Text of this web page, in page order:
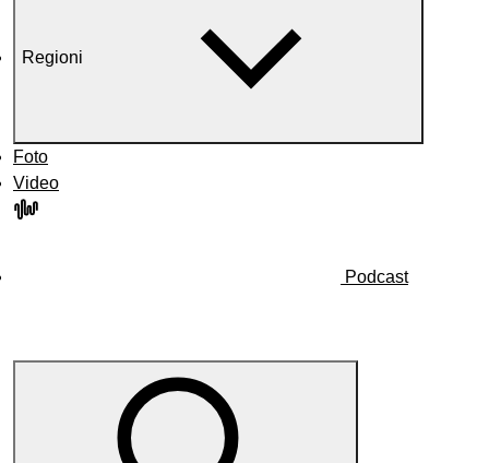
Regioni
Foto
Video
Podcast